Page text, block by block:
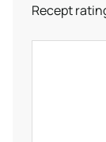
Recept